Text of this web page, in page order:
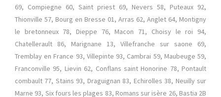
69, Compiegne 60, Saint priest 69, Nevers 58, Puteaux 92,
Thionville 57, Bourg en Bresse 01, Arras 62, Anglet 64, Montigny
le bretonneux 78, Dieppe 76, Macon 71, Choisy le roi 94,
Chatellerault 86, Marignane 13, Villefranche sur saone 69,
Tremblay en France 93, Villepinte 93, Cambrai 59, Maubeuge 59,
Franconville 95, Lievin 62, Conflans saint Honorine 78, Pontault
combault 77, Stains 93, Draguignan 83, Echirolles 38, Neuilly sur
Marne 93, Six fours les plages 83, Romans sur isère 26, Bastia 2B